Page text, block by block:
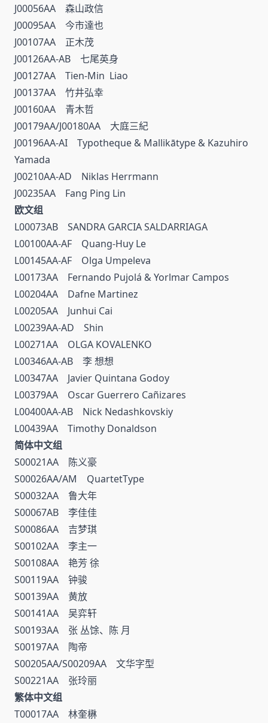
J00056AA 森山政信
J00095AA 今市達也
J00107AA 正木茂
J00126AA-AB 七尾英身
J00127AA Tien-Min Liao
J00137AA 竹井弘幸
J00160AA 青木哲
J00179AA/J00180AA 大庭三紀
J00196AA-AI Typotheque & Mallikātype & Kazuhiro
Yamada
J00210AA-AD Niklas Herrmann
J00235AA Fang Ping Lin
欧文组
L00073AB SANDRA GARCIA SALDARRIAGA
L00100AA-AF Quang-Huy Le
L00145AA-AF Olga Umpeleva
L00173AA Fernando Pujolá & Yorlmar Campos
L00204AA Dafne Martinez
L00205AA Junhui Cai
L00239AA-AD Shin
L00271AA OLGA KOVALENKO
L00346AA-AB 李 想想
L00347AA Javier Quintana Godoy
L00379AA Oscar Guerrero Cañizares
L00400AA-AB Nick Nedashkovskiy
L00439AA Timothy Donaldson
简体中文组
S00021AA 陈义豪
S00026AA/AM QuartetType
S00032AA 鲁大年
S00067AB 李佳佳
S00086AA 吉梦琪
S00102AA 李主一
S00108AA 艳芳 徐
S00119AA 钟骏
S00139AA 黄放
S00141AA 吴弈轩
S00193AA 张 丛馀、陈 月
S00197AA 陶帝
S00205AA/S00209AA 文华字型
S00221AA 张玲丽
繁体中文组
T00017AA 林奎楙